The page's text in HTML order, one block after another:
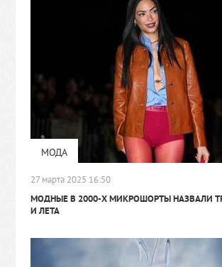
МОДА
27 марта 2025 16:50
МОДНЫЕ В 2000-Х МИКРОШОРТЫ НАЗВАЛИ
И ЛЕТА